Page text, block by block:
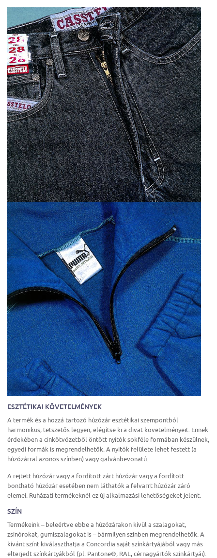
ESZTÉTIKAI KÖVETELMÉNYEK
A termék és a hozzá tartozó húzózár esztétikai szempontból
harmonikus, tetszetős legyen, elégítse ki a divat követelményeit. Ennek
érdekében a cinkötvözetből öntött nyitók sokféle formában készülnek,
egyedi formák is megrendelhetők. A nyitók felülete lehet festett (a
húzózárral azonos színben) vagy galvánbevonatú.
A rejtett húzózár vagy a fordított zárt húzózár vagy a fordított
bontható húzózár esetében nem láthatók a felvarrt húzózár záró
elemei. Ruházati termékeknél ez új alkalmazási lehetőségeket jelent.
SZÍN
Termékeink – beleértve ebbe a húzózárakon kívül a szalagokat,
zsinórokat, gumiszalagokat is – bármilyen színben megrendelhetők. A
kívánt színt kiválaszthatja a Concordia saját színkártyájából vagy más
elterjedt színkártyákból (pl. Pantone®, RAL, cérnagyártók színkártyái).